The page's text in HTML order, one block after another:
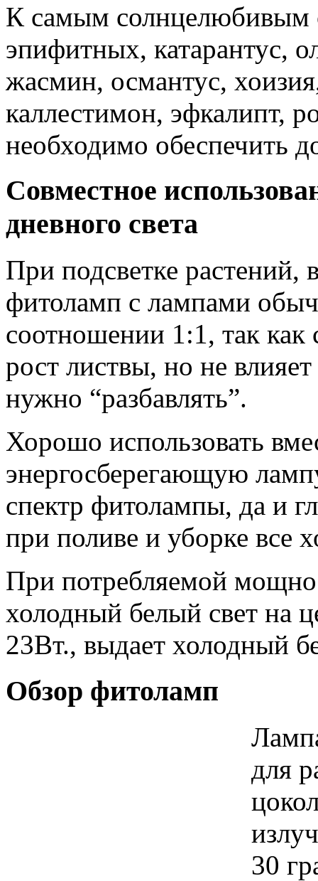
К самым солнцелюбивым
эпифитных, катарантус,
жасмин, османтус,
каллестимон, эфкалипт,
необходимо обеспечить
Совместное
дневного света
При подсветке растений,
фитоламп с лампами
соотношении 1:1, так как
рост листвы, но не
нужно “разбавлять”.
Хорошо использовать
энергосберегающую
спектр фитолампы, да и
при поливе и уборке все
При потребляемой
холодный белый свет на
23Вт., выдает холодный
Обзор фитоламп
для
30